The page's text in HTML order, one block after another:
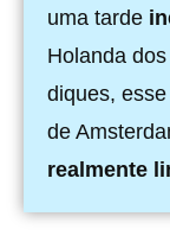
uma tarde
Holanda
diques,
de
realmente